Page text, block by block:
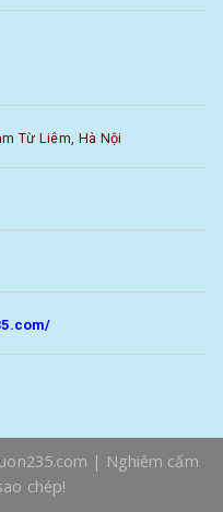
Từ Liêm, Hà Nội
| Nghiêm cấm
chép!